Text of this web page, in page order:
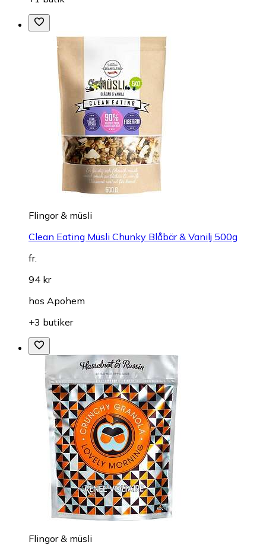
Flingor & müsli
Clean Eating Müsli Chunky Blåbär & Vanilj 500g
fr.
94 kr
hos Apohem
+3 butiker
Flingor & müsli